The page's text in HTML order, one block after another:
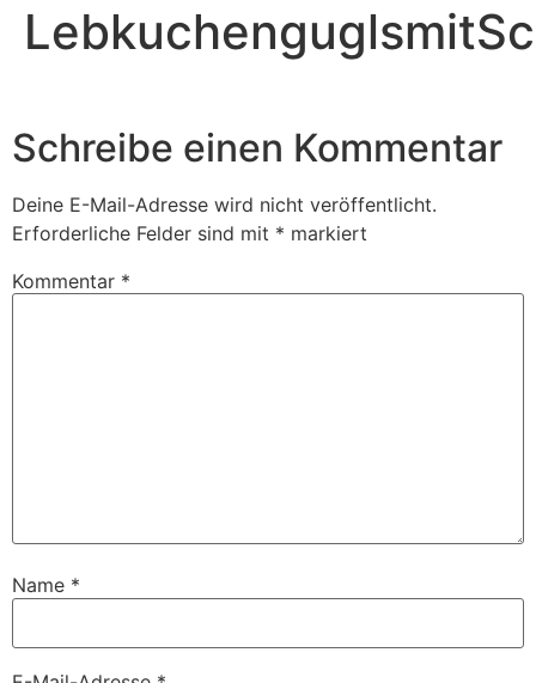
Schreibe einen Kommentar
Deine E-Mail-Adresse wird nicht veröffentlicht.
Erforderliche Felder sind mit * markiert
Kommentar *
Name *